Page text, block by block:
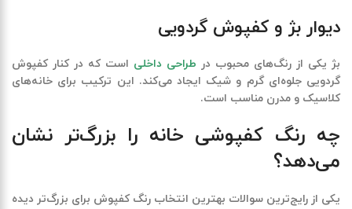
دیوار بژ و کفپوش گردویی
بژ یکی از رنگ‌های محبوب در طراحی داخلی است که در کنار کفپوش
گردویی جلوه‌ای گرم و شیک ایجاد می‌کند. این ترکیب برای خانه‌های
کلاسیک و مدرن مناسب است.
چه رنگ کفپوشی خانه را بزرگ‌تر نشان
می‌دهد؟
یکی از رایج‌ترین سوالات بهترین انتخاب رنگ کفپوش برای بزرگ‌تر دیده